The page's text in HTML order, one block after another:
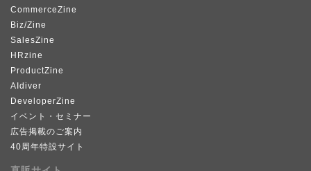
CommerceZine
Biz/Zine
SalesZine
HRzine
ProductZine
AIdiver
DeveloperZine
イベント・セミナー
広告掲載のご案内
40周年特設サイト